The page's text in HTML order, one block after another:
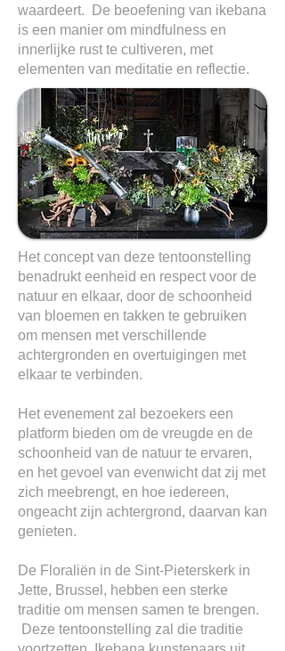
waardeert. De beoefening van ikebana
is een manier om mindfulness en
innerlijke rust te cultiveren, met
elementen van meditatie en reflectie.
Het concept van deze tentoonstelling
benadrukt eenheid en respect voor de
natuur en elkaar, door de schoonheid
van bloemen en takken te gebruiken
om mensen met verschillende
achtergronden en overtuigingen met
elkaar te verbinden.
Het evenement zal bezoekers een
platform bieden om de vreugde en de
schoonheid van de natuur te ervaren,
en het gevoel van evenwicht dat zij met
zich meebrengt, en hoe iedereen,
ongeacht zijn achtergrond, daarvan kan
genieten.
De Floraliën in de Sint-Pieterskerk in
Jette, Brussel, hebben een sterke
traditie om mensen samen te brengen.
Deze tentoonstelling zal die traditie